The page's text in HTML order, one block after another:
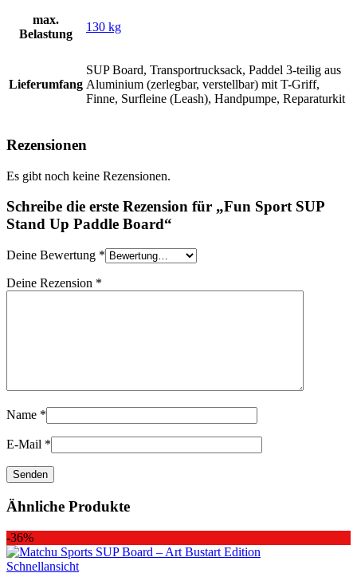
max.
Belastung
130 kg
Lieferumfang
SUP Board, Transportrucksack, Paddel 3-teilig aus
Aluminium (zerlegbar, verstellbar) mit T-Griff,
Finne, Surfleine (Leash), Handpumpe, Reparaturkit
Rezensionen
Es gibt noch keine Rezensionen.
Schreibe die erste Rezension für „Fun Sport SUP
Stand Up Paddle Board“
Deine Bewertung *
Deine Rezension *
Name *
E-Mail *
Ähnliche Produkte
-36%
Schnellansicht